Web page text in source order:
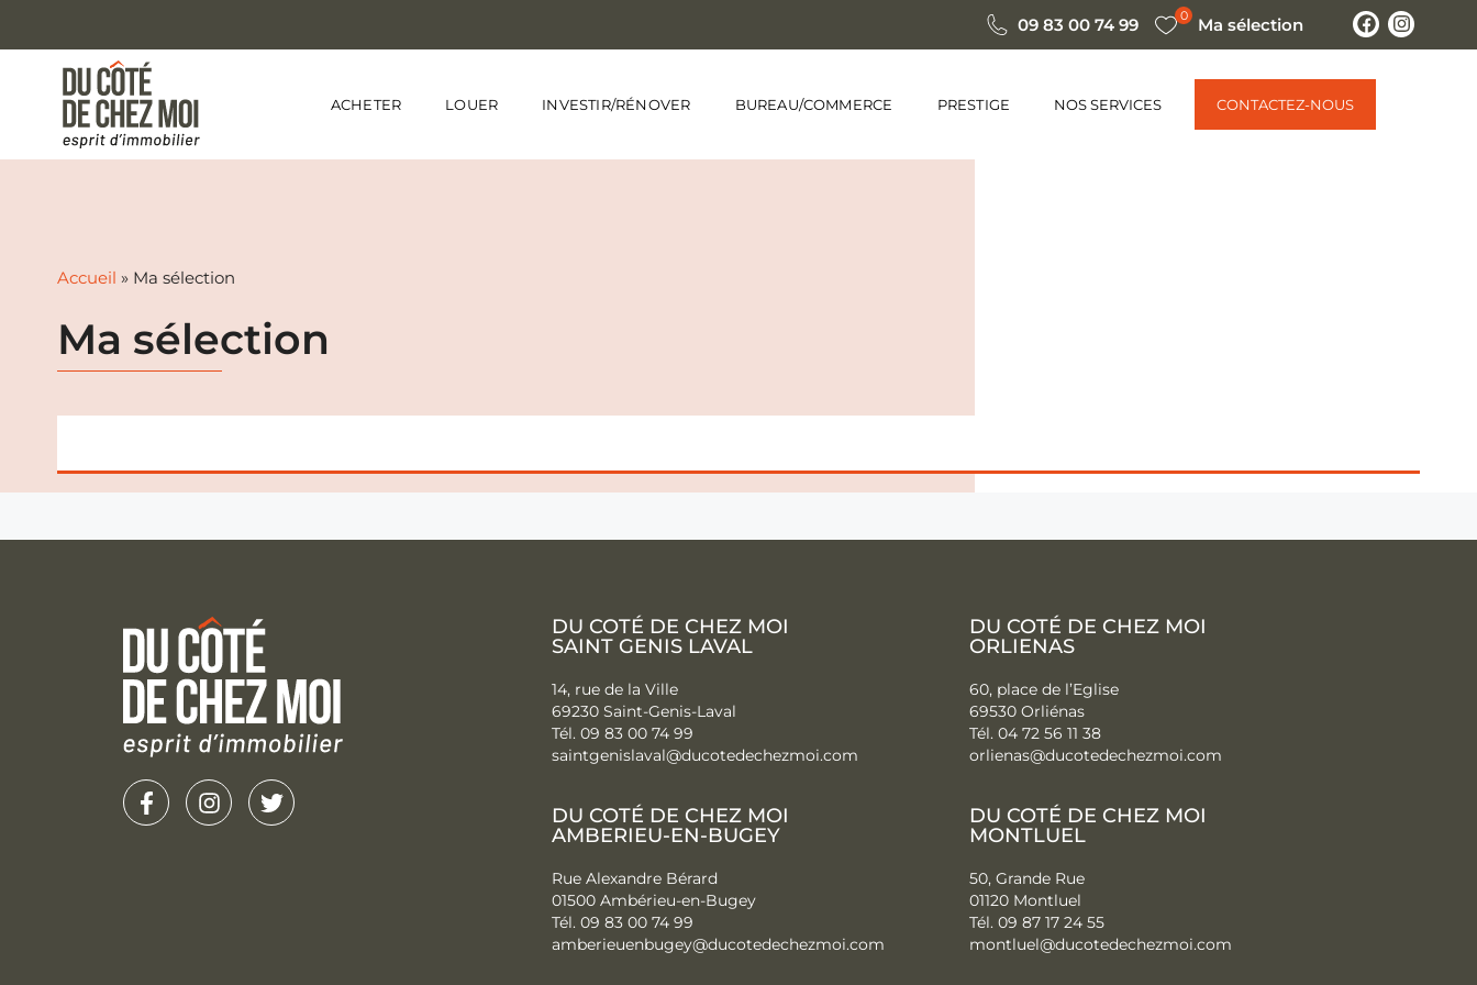
09 83 00 74 99 Ma sélection
0
ACHETER LOUER INVESTIR/RÉNOVER BUREAU/COMMERCE PRESTIGE NOS SERVICES CONTACTEZ-NOUS
Accueil » Ma sélection
Ma sélection
DU COTÉ DE CHEZ MOI
SAINT GENIS LAVAL
14, rue de la Ville
69230 Saint-Genis-Laval
Tél. 09 83 00 74 99
saintgenislaval@ducotedechezmoi.com
DU COTÉ DE CHEZ MOI
AMBERIEU-EN-BUGEY
Rue Alexandre Bérard
01500 Ambérieu-en-Bugey
Tél. 09 83 00 74 99
amberieuenbugey@ducotedechezmoi.com
DU COTÉ DE CHEZ MOI
ORLIENAS
60, place de l’Eglise
69530 Orliénas
Tél. 04 72 56 11 38
orlienas@ducotedechezmoi.com
DU COTÉ DE CHEZ MOI
MONTLUEL
50, Grande Rue
01120 Montluel
Tél. 09 87 17 24 55
montluel@ducotedechezmoi.com